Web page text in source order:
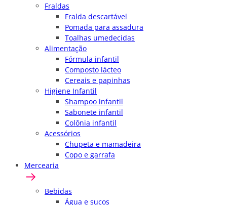
Fraldas
Fralda descartável
Pomada para assadura
Toalhas umedecidas
Alimentação
Fórmula infantil
Composto lácteo
Cereais e papinhas
Higiene Infantil
Shampoo infantil
Sabonete infantil
Colônia infantil
Acessórios
Chupeta e mamadeira
Copo e garrafa
Mercearia
Bebidas
Água e sucos